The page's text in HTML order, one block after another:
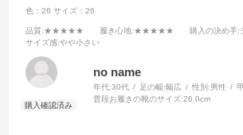
色：26 サイズ：26
品質:★★★★★ 履き心地:★★★★★ 購入の決め手:
サイズ感:やや小さい
no name
年代:30代 足の幅:幅広 性別:男性
普段お履きの靴のサイズ:26.0cm